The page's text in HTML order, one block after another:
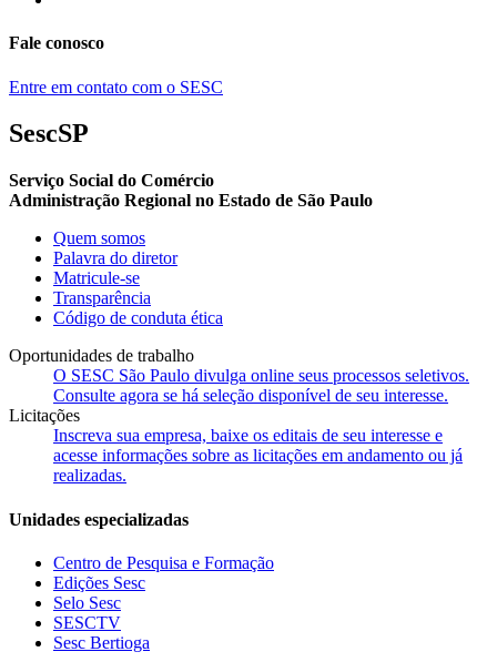
Fale conosco
Entre em contato com o SESC
SescSP
Serviço Social do Comércio
Administração Regional no Estado de São Paulo
Quem somos
Palavra do diretor
Matricule-se
Transparência
Código de conduta ética
Oportunidades de trabalho
O SESC São Paulo divulga online seus processos seletivos.
Consulte agora se há seleção disponível de seu interesse.
Licitações
Inscreva sua empresa, baixe os editais de seu interesse e
acesse informações sobre as licitações em andamento ou já
realizadas.
Unidades especializadas
Centro de Pesquisa e Formação
Edições Sesc
Selo Sesc
SESCTV
Sesc Bertioga